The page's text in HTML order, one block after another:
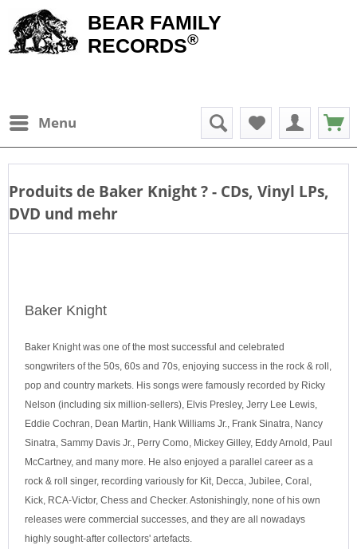
BEAR FAMILY
RECORDS®
Menu
Produits de Baker Knight? - CDs, Vinyl LPs,
DVD und mehr
Baker Knight
Baker Knight was one of the most successful and celebrated
songwriters of the 50s, 60s and 70s, enjoying success in the rock & roll,
pop and country markets. His songs were famously recorded by Ricky
Nelson (including six million-sellers), Elvis Presley, Jerry Lee Lewis,
Eddie Cochran, Dean Martin, Hank Williams Jr., Frank Sinatra, Nancy
Sinatra, Sammy Davis Jr., Perry Como, Mickey Gilley, Eddy Arnold, Paul
McCartney, and many more. He also enjoyed a parallel career as a
rock & roll singer, recording variously for Kit, Decca, Jubilee, Coral,
Kick, RCA-Victor, Chess and Checker. Astonishingly, none of his own
releases were commercial successes, and they are all nowadays
highly sought-after collectors' artefacts.